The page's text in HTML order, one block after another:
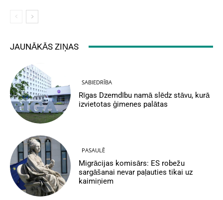
JAUNĀKĀS ZIŅAS
SABIEDRĪBA
Rīgas Dzemdību namā slēdz stāvu, kurā
izvietotas ģimenes palātas
PASAULĒ
Migrācijas komisārs: ES robežu
sargāšanai nevar paļauties tikai uz
kaimiņiem